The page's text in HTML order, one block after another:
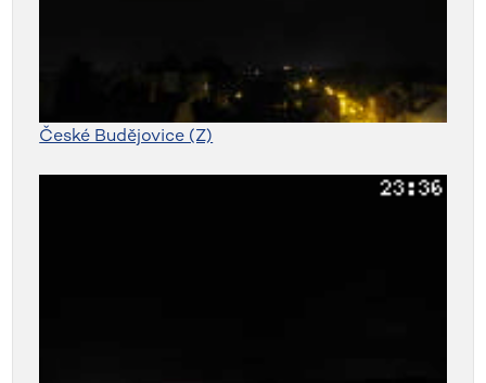
České Budějovice (Z)